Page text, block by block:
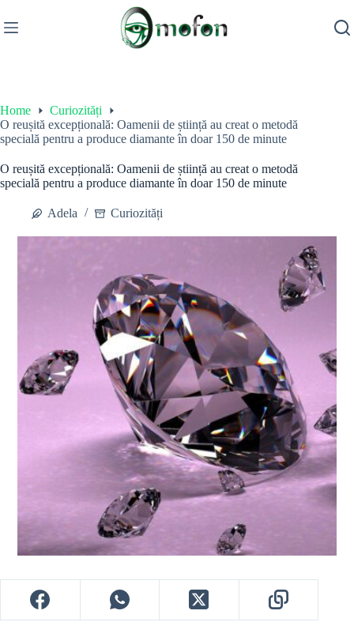
to
content
Home
Curiozități
O reușită excepțională: Oamenii de știință au creat o metodă
specială pentru a produce diamante în doar 150 de minute
O reușită excepțională: Oamenii de știință au creat o metodă
specială pentru a produce diamante în doar 150 de minute
Adela Curiozități